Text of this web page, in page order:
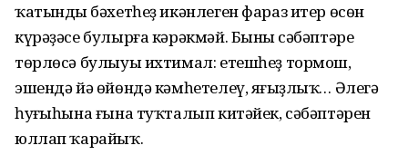
ҡатындың бәхетһеҙ икәнлеген фараз итер өсөн
күрәҙәсе булырға кәрәк­мәй. Бының сәбәптәре
төрлөсә булыуы ихтимал: етешһеҙ тормош,
эшендә йә өйөндә кәмһетелеү, яңғыҙлыҡ… Әлегә
һуңғыһына ғына туҡталып китәйек, сә­бәптәрен
юллап ҡарайыҡ.